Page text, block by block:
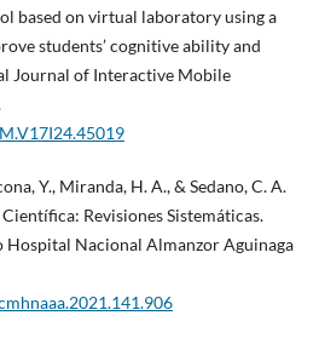
based on virtual laboratory using a
students’ cognitive ability and
Journal of Interactive Mobile
Y., Miranda, H. A., & Sedano, C. A.
Revisiones Sistemáticas.
Hospital Nacional Almanzor Aguinaga